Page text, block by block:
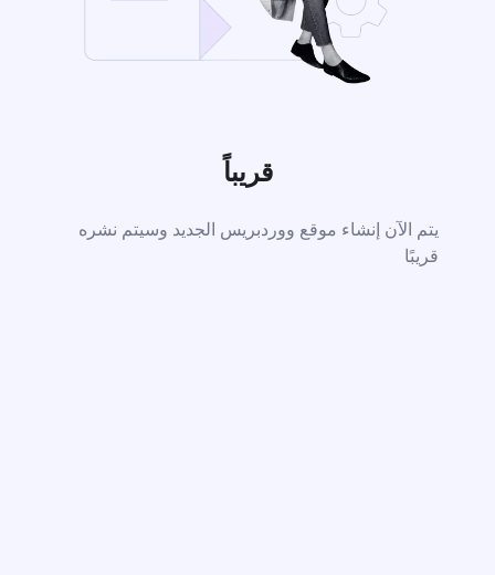
قريباً
يتم الآن إنشاء موقع ووردبريس الجديد وسيتم نشره
قريبًا